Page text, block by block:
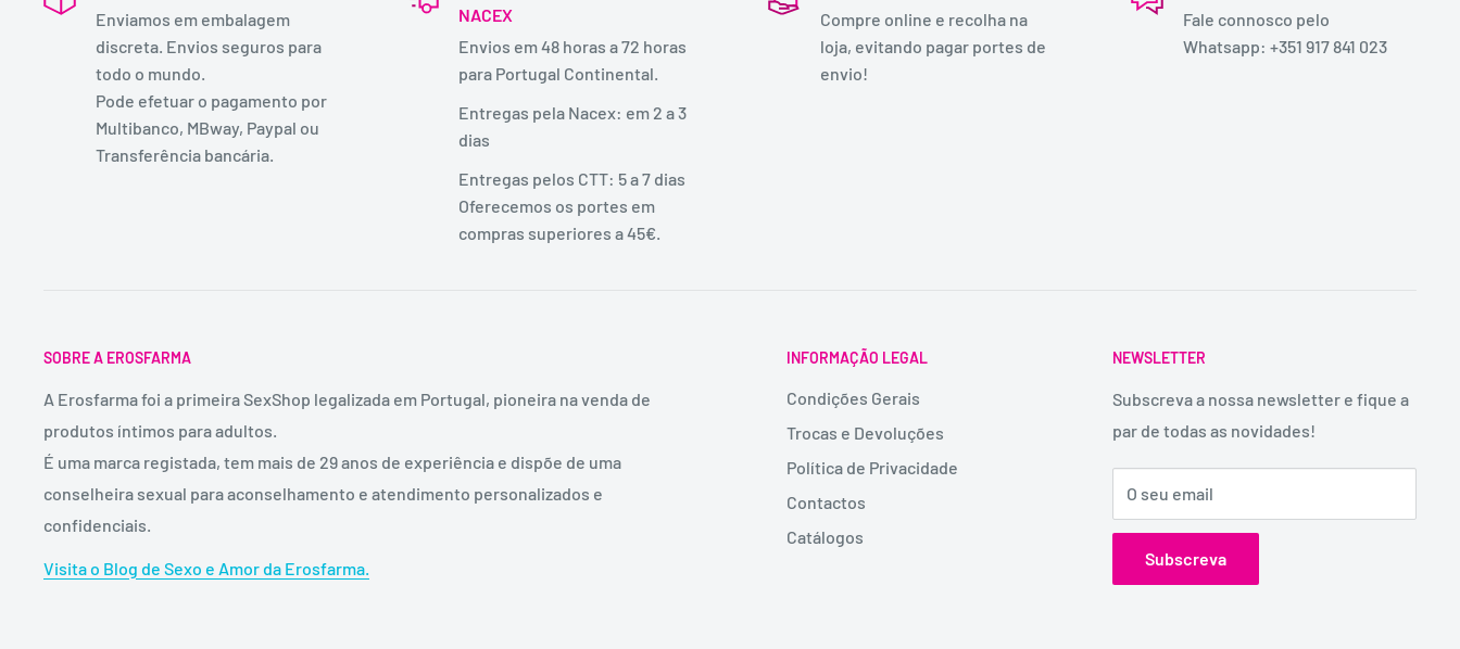
Enviamos em embalagem
discreta. Envios seguros para
todo o mundo.
Pode efetuar o pagamento por
Multibanco, MBway, Paypal ou
Transferência bancária.
NACEX
Envios em 48 horas a 72 horas
para Portugal Continental.
Entregas pela Nacex: em 2 a 3
dias
Entregas pelos CTT: 5 a 7 dias
Oferecemos os portes em
compras superiores a 45€.
Compre online e recolha na
loja, evitando pagar portes de
envio!
Fale connosco pelo
Whatsapp: +351 917 841 023
SOBRE A EROSFARMA
A Erosfarma foi a primeira SexShop legalizada em Portugal, pioneira na venda de
produtos íntimos para adultos.
É uma marca registada, tem mais de 29 anos de experiência e dispõe de uma
conselheira sexual para aconselhamento e atendimento personalizados e
confidenciais.
Visita o Blog de Sexo e Amor da Erosfarma.
INFORMAÇÃO LEGAL
Condições Gerais
Trocas e Devoluções
Política de Privacidade
Contactos
Catálogos
NEWSLETTER
Subscreva a nossa newsletter e fique a
par de todas as novidades!
O seu email
Subscreva